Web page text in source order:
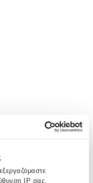
IP σας,